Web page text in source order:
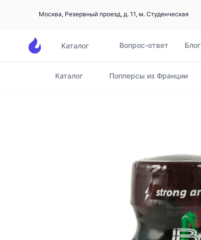
Москва, Резервный проезд, д. 11, м. Студенческая
Каталог Вопрос-ответ Блог
Главная
Каталог Попперсы из Франции